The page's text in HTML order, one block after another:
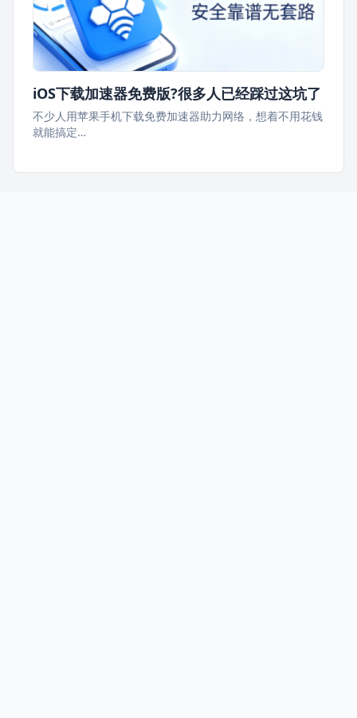
iOS下载加速器免费版?很多人已经踩过这坑了
不少人用苹果手机下载免费加速器助力网络，想着不用花钱
就能搞定…